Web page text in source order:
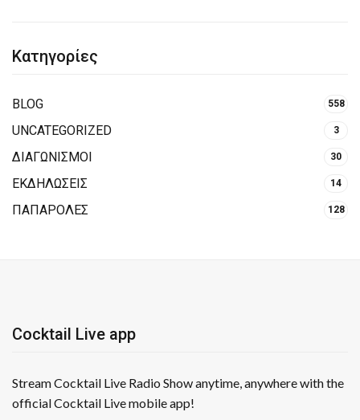
Κατηγορίες
BLOG 558
UNCATEGORIZED 3
ΔΙΑΓΩΝΙΣΜΟΙ 30
ΕΚΔΗΛΩΣΕΙΣ 14
ΠΑΠΑΡΟΛΕΣ 128
Cocktail Live app
Stream Cocktail Live Radio Show anytime, anywhere with the
official Cocktail Live mobile app!